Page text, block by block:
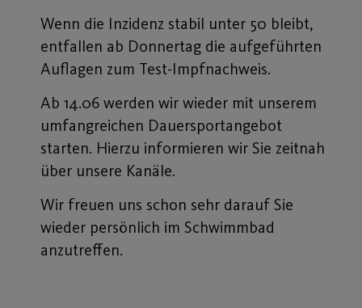
Wenn die Inzidenz stabil unter 50 bleibt,
entfallen ab Donnertag die aufgeführten
Auflagen zum Test-Impfnachweis.
Ab 14.06 werden wir wieder mit unserem
umfangreichen Dauersportangebot
starten. Hierzu informieren wir Sie zeitnah
über unsere Kanäle.
Wir freuen uns schon sehr darauf Sie
wieder persönlich im Schwimmbad
anzutreffen.